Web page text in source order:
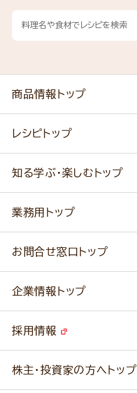
商品情報トップ
健康食品・他
新商品・リニューアル商品
通販サイト一覧
レシピトップ
作り方動画
みなさまのレシピはこちら
知る学ぶ・楽しむトップ
ふっくらパンをつくりましょう
キャンペーン
業務用トップ
ニップンの アマニ 業務用サイト
ベジカフェブランドサイト
お問合せ窓口トップ
改善事例
業務用商品のお問合せ
企業情報トップ
事業紹介
採用情報
株主・投資家の方へトップ